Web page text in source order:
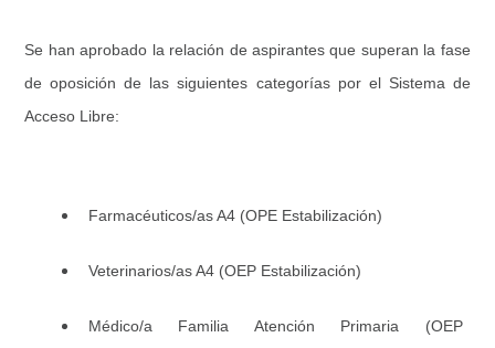
Se han aprobado la relación de aspirantes que superan la fase
de oposición de las siguientes categorías por el Sistema de
Acceso Libre:
Farmacéuticos/as A4 (OPE Estabilización)
Veterinarios/as A4 (OEP Estabilización)
Médico/a Familia Atención Primaria (OEP